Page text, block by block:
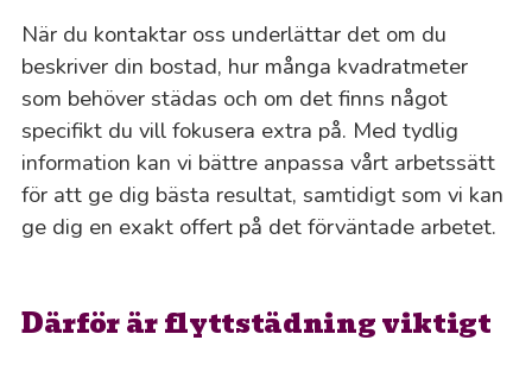
När du kontaktar oss underlättar det om du
beskriver din bostad, hur många kvadratmeter
som behöver städas och om det finns något
specifikt du vill fokusera extra på. Med tydlig
information kan vi bättre anpassa vårt arbetssätt
för att ge dig bästa resultat, samtidigt som vi kan
ge dig en exakt offert på det förväntade arbetet.
Därför är flyttstädning viktigt